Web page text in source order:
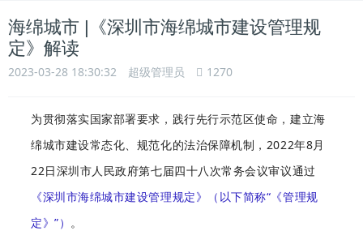
海绵城市 |《深圳市海绵城市建设管理规
定》解读
2023-03-28 18:30:32 超级管理员 1270
为贯彻落实国家部署要求，践行先行示范区使命，建立海
绵城市建设常态化、规范化的法治保障机制，2022年8月
22日深圳市人民政府第七届四十八次常务会议审议通过
《深圳市海绵城市建设管理规定》（以下简称“《管理规
定》”） 。